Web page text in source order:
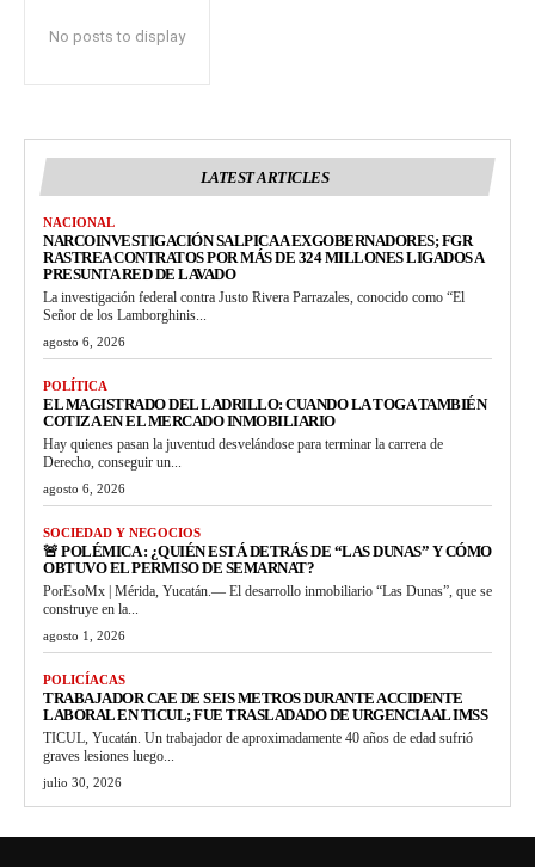
No posts to display
LATEST ARTICLES
NACIONAL
NARCOINVESTIGACIÓN SALPICA A EXGOBERNADORES; FGR
RASTREA CONTRATOS POR MÁS DE 324 MILLONES LIGADOS A
PRESUNTA RED DE LAVADO
La investigación federal contra Justo Rivera Parrazales, conocido como “El
Señor de los Lamborghinis...
agosto 6, 2026
POLÍTICA
EL MAGISTRADO DEL LADRILLO: CUANDO LA TOGA TAMBIÉN
COTIZA EN EL MERCADO INMOBILIARIO
Hay quienes pasan la juventud desvelándose para terminar la carrera de
Derecho, conseguir un...
agosto 6, 2026
SOCIEDAD Y NEGOCIOS
🚨 POLÉMICA : ¿QUIÉN ESTÁ DETRÁS DE “LAS DUNAS” Y CÓMO
OBTUVO EL PERMISO DE SEMARNAT?
PorEsoMx | Mérida, Yucatán.— El desarrollo inmobiliario “Las Dunas”, que se
construye en la...
agosto 1, 2026
POLICÍACAS
TRABAJADOR CAE DE SEIS METROS DURANTE ACCIDENTE
LABORAL EN TICUL; FUE TRASLADADO DE URGENCIA AL IMSS
TICUL, Yucatán. Un trabajador de aproximadamente 40 años de edad sufrió
graves lesiones luego...
julio 30, 2026